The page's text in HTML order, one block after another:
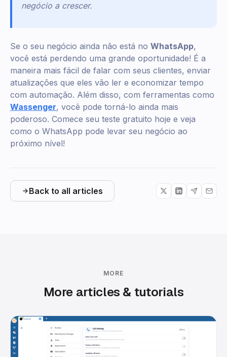
negócio a crescer.
Se o seu negócio ainda não está no WhatsApp,
você está perdendo uma grande oportunidade! É a
maneira mais fácil de falar com seus clientes, enviar
atualizações que eles vão ler e economizar tempo
com automação. Além disso, com ferramentas como
Wassenger, você pode torná-lo ainda mais
poderoso. Comece seu teste gratuito hoje e veja
como o WhatsApp pode levar seu negócio ao
próximo nível!
Back to all articles
MORE
More articles & tutorials